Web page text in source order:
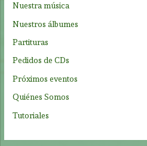
Nuestra música
Nuestros álbumes
Partituras
Pedidos de CDs
Próximos eventos
Quiénes Somos
Tutoriales